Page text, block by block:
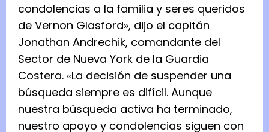
condolencias a la familia y seres queridos
de Vernon Glasford», dijo el capitán
Jonathan Andrechik, comandante del
Sector de Nueva York de la Guardia
Costera. «La decisión de suspender una
búsqueda siempre es difícil. Aunque
nuestra búsqueda activa ha terminado,
nuestro apoyo y condolencias siguen con